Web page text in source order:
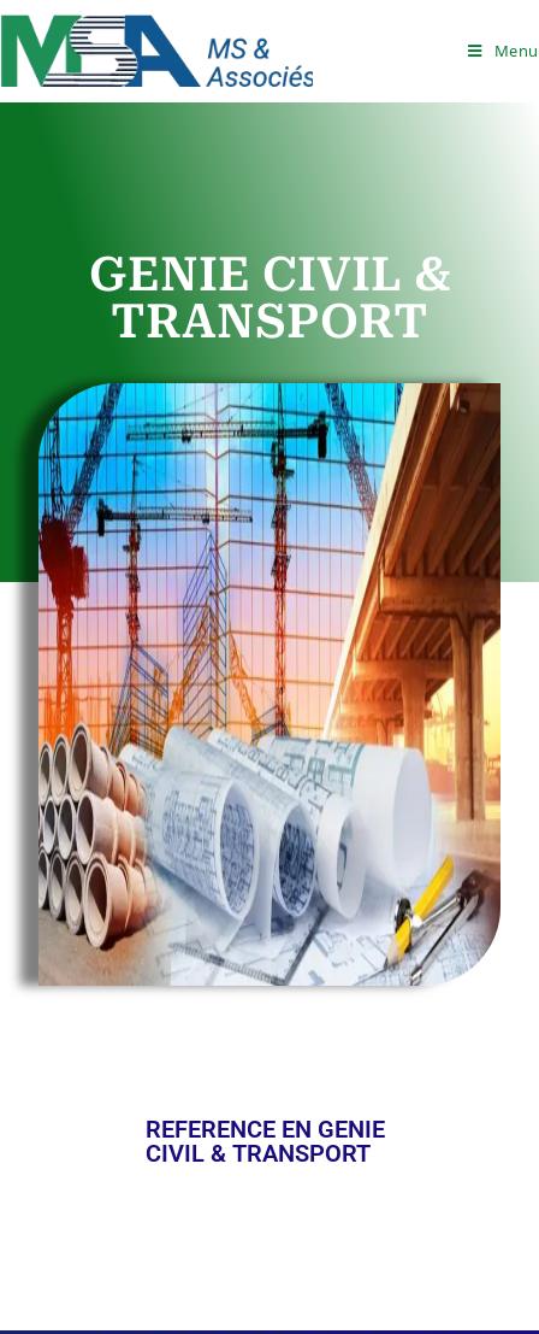
Menu
GENIE CIVIL &
TRANSPORT
REFERENCE EN GENIE
CIVIL & TRANSPORT